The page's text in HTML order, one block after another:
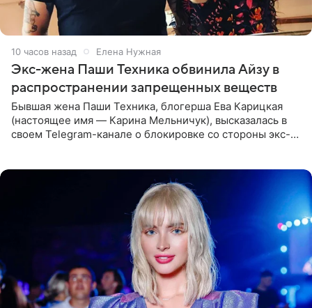
10 часов назад Елена Нужная
Экс-жена Паши Техника обвинила Айзу в
распространении запрещенных веществ
Бывшая жена Паши Техника, блогерша Ева Карицкая
(настоящее имя — Карина Мельничук), высказалась в
своем Telegram-канале о блокировке со стороны экс-